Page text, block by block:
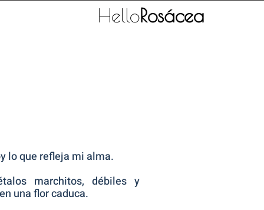
HelloRosácea
lo que refleja mi alma.
marchitos, débiles y
una flor caduca.